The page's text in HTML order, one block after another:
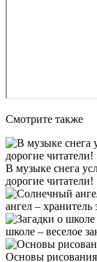
Смотрите также
В музыке снега
дорогие читатели!
ангел – хранитель
школе – веселое
Основы